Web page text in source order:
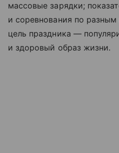
массовые зарядки;
и соревнования по
цель праздника —
и здоровый образ жизни.